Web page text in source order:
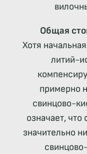
Общая
Хотя
литий-
примерно
свинцово-
означает,
значительно